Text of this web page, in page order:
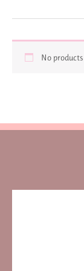
No